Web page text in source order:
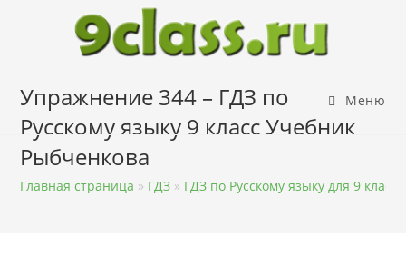
содержимому
Меню
Упражнение 344 – ГДЗ по
Русскому языку 9 класс Учебник
Рыбченкова
Главная страница » ГДЗ » ГДЗ по Русскому языку для 9 класса